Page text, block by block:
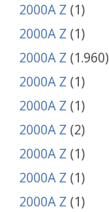
2000A Z (1)
2000A Z (1)
2000A Z (1.960)
2000A Z (1)
2000A Z (1)
2000A Z (2)
2000A Z (1)
2000A Z (1)
2000A Z (1)